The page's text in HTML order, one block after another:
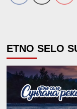
ETNO SELO